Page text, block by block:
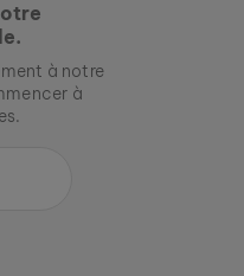
à notre
à